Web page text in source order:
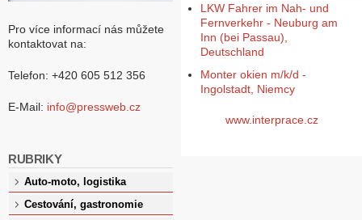
Pro více informací nás můžete
kontaktovat na:
Telefon: +420 605 512 356
E-Mail: info@pressweb.cz
RUBRIKY
Auto-moto, logistika
Cestování, gastronomie
LKW Fahrer im Nah- und
Fernverkehr - Neuburg am
Inn (bei Passau),
Deutschland
Monter okien m/k/d -
Ingolstadt, Niemcy
www.interprace.cz